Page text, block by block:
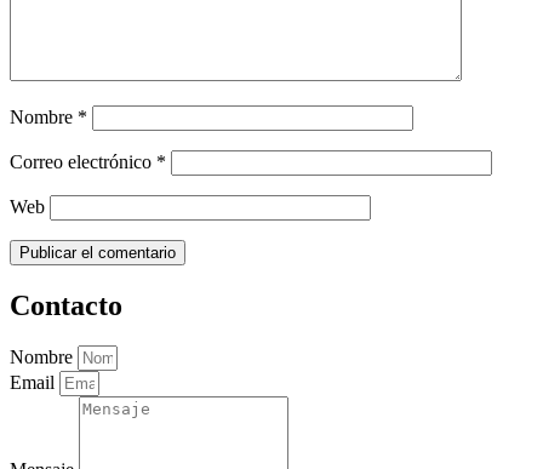
Nombre *
Correo electrónico *
Web
Contacto
Nombre
Email